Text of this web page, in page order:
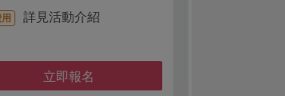
費用 詳見活動介紹
立即報名